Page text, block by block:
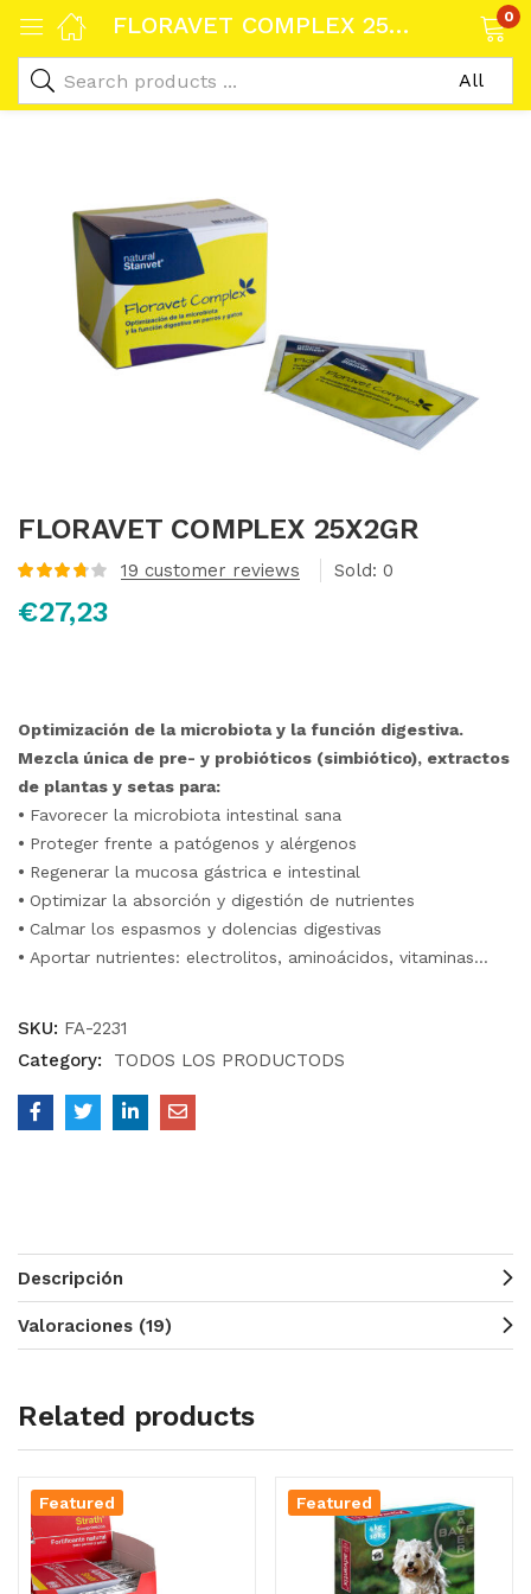
FLORAVET COMPLEX 25X2GR 0
FLORAVET COMPLEX 25X2GR
con3.78
de 5 en
19 customer reviews Sold: 0
€27,23
Optimización de la microbiota y la función digestiva.
Mezcla única de pre- y probióticos (simbiótico), extractos
de plantas y setas para:
• Favorecer la microbiota intestinal sana
• Proteger frente a patógenos y alérgenos
• Regenerar la mucosa gástrica e intestinal
• Optimizar la absorción y digestión de nutrientes
• Calmar los espasmos y dolencias digestivas
• Aportar nutrientes: electrolitos, aminoácidos, vitaminas…
SKU: FA-2231
Category:
TODOS LOS PRODUCTODS
Descripción
Valoraciones (19)
Related products
Featured Featured